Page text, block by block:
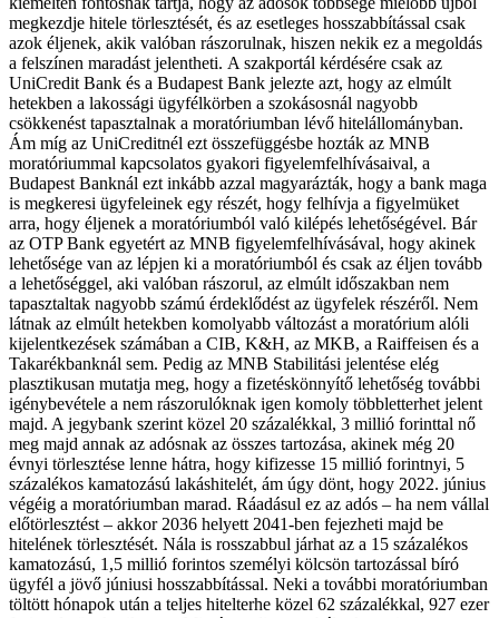
megkezdje hitele törlesztését, és az esetleges hosszabbítással csak
azok éljenek, akik valóban rászorulnak, hiszen nekik ez a megoldás
a felszínen maradást jelentheti. A szakportál kérdésére csak az
UniCredit Bank és a Budapest Bank jelezte azt, hogy az elmúlt
hetekben a lakossági ügyfélkörben a szokásosnál nagyobb
csökkenést tapasztalnak a moratóriumban lévő hitelállományban.
Ám míg az UniCreditnél ezt összefüggésbe hozták az MNB
moratóriummal kapcsolatos gyakori figyelemfelhívásaival, a
Budapest Banknál ezt inkább azzal magyarázták, hogy a bank maga
is megkeresi ügyfeleinek egy részét, hogy felhívja a figyelmüket
arra, hogy éljenek a moratóriumból való kilépés lehetőségével. Bár
az OTP Bank egyetért az MNB figyelemfelhívásával, hogy akinek
lehetősége van az lépjen ki a moratóriumból és csak az éljen tovább
a lehetőséggel, aki valóban rászorul, az elmúlt időszakban nem
tapasztaltak nagyobb számú érdeklődést az ügyfelek részéről. Nem
látnak az elmúlt hetekben komolyabb változást a moratórium alóli
kijelentkezések számában a CIB, K&H, az MKB, a Raiffeisen és a
Takarékbanknál sem. Pedig az MNB Stabilitási jelentése elég
plasztikusan mutatja meg, hogy a fizetéskönnyítő lehetőség további
igénybevétele a nem rászorulóknak igen komoly többletterhet jelent
majd. A jegybank szerint közel 20 százalékkal, 3 millió forinttal nő
meg majd annak az adósnak az összes tartozása, akinek még 20
évnyi törlesztése lenne hátra, hogy kifizesse 15 millió forintnyi, 5
százalékos kamatozású lakáshitelét, ám úgy dönt, hogy 2022. június
végéig a moratóriumban marad. Ráadásul ez az adós – ha nem vállal
előtörlesztést – akkor 2036 helyett 2041-ben fejezheti majd be
hitelének törlesztését. Nála is rosszabbul járhat az a 15 százalékos
kamatozású, 1,5 millió forintos személyi kölcsön tartozással bíró
ügyfél a jövő júniusi hosszabbítással. Neki a további moratóriumban
töltött hónapok után a teljes hitelterhe közel 62 százalékkal, 927 ezer